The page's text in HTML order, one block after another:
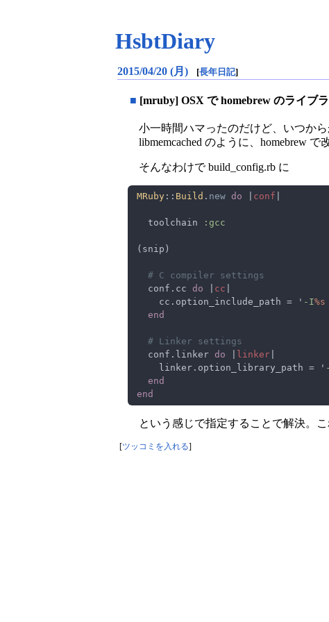
HsbtDiary
2015/04/20 (月) [長年日記]
■ [mruby] OSX で homebrew のライブ
小一時間ハマったのだけど、いつか
libmemcached のように、homebrew
そんなわけで build_config.rb に
MRuby :: Build . new do conf
  toolchain
  conf.cc
do cc
    cc.option_include_path = '
-I%s
  conf.linker
do linker
    linker.option_library_path = '
という感じで指定することで解決。こ
[ツッコミを入れる]